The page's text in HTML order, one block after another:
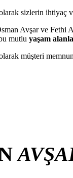
sizlerin ihtiyaç
Avşar ve Fethi
mutlu yaşam
müşteri